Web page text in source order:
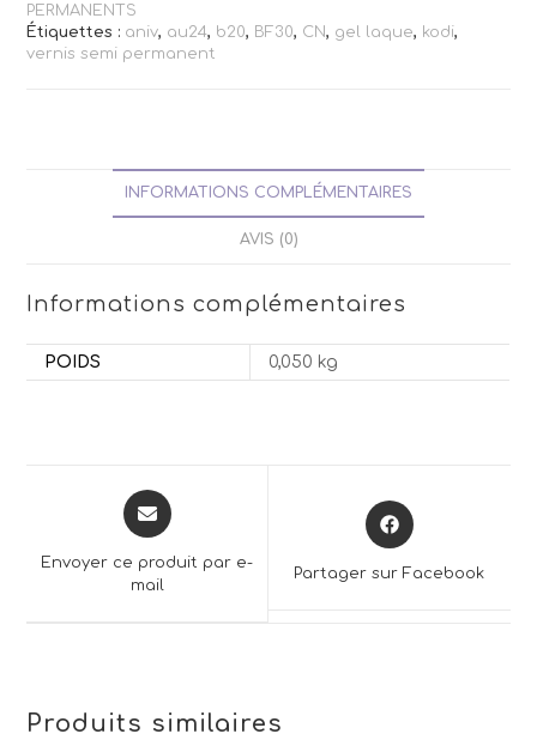
PERMANENTS
Étiquettes : aniv, au24, b20, BF30, CN, gel laque, kodi,
vernis semi permanent
INFORMATIONS COMPLÉMENTAIRES
AVIS (0)
Informations complémentaires
POIDS 0,050 kg
Opens
in
new
Envoyer ce produit par e-
mail
Opens
in
Partager sur Facebook
Produits similaires